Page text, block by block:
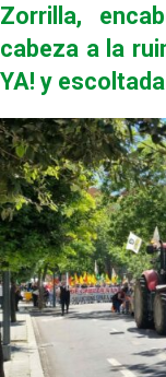
Zorrilla,
cabeza a la
YA! y